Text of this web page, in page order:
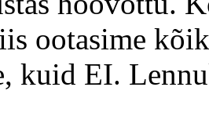
ootasime
kuid EI.